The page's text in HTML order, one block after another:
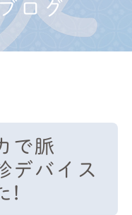
ログ
で脈
デバイス
!